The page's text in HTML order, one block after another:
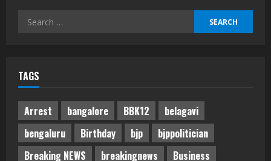
Search
TAGS
Arrest bangalore BBK12
belagavi
bengaluru
Birthday bjp
bjppolitician
Breaking NEWS
breakingnews Business